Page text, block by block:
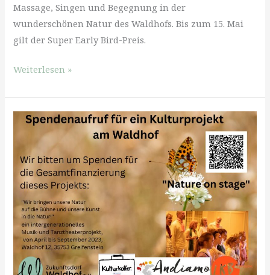
Massage, Singen und Begegnung in der
wunderschönen Natur des Waldhofs. Bis zum 15. Mai
gilt der Super Early Bird-Preis.
Sommertraum
am
Waldhof
Weiterlesen »